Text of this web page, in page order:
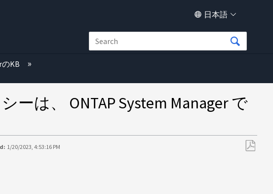
日本語
KB
ーは、 ONTAP System Manager で
1/20/2023, 4:53:16 PM